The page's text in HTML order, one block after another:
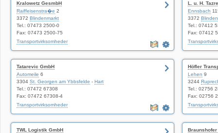
Kralowetz GesmbH
Raiffeisenstra�e 2
3372 Blindenmarkt
Tel.: 07473 2500-0
Fax: 07473 2500-75
Transportvirksomheder
L. u. H.
Ennsbach
3372
Tel.: 07412
Fax: 07412
Tatarevic GmbH
Automeile 6
3304 St. Georgen am Ybbsfelde - Hart
Tel.: 07472 67308
Fax: 07472 67308-4
Transportvirksomheder
Höfler
Lehen 9
3244
Tel.: 02756
Fax: 02756
TWL Logistik GmbH
Braunshofer